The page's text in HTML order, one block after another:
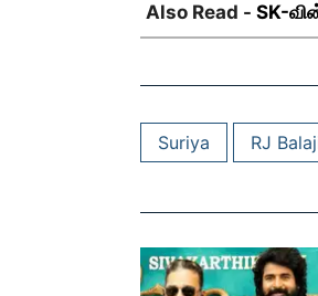
Also Read - SK-
Suriya RJ